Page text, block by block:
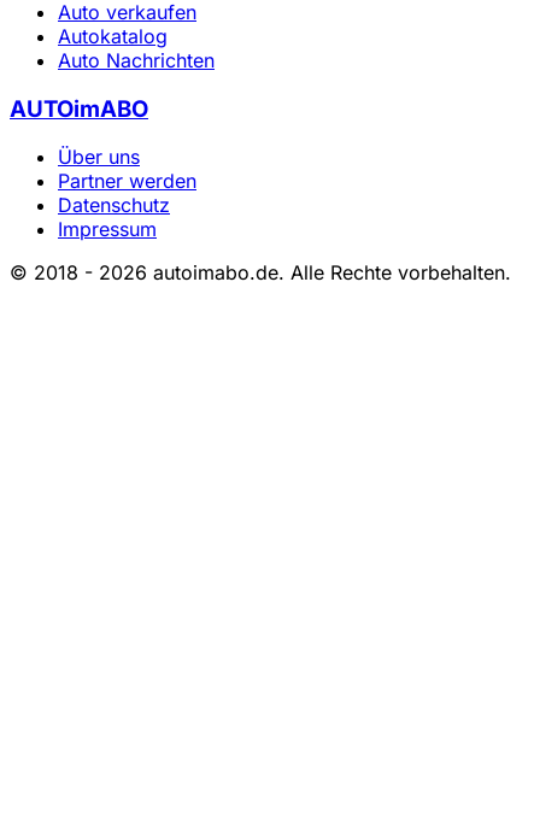
Auto verkaufen
Autokatalog
Auto Nachrichten
AUTOimABO
Über uns
Partner werden
Datenschutz
Impressum
© 2018 - 2026 autoimabo.de. Alle Rechte vorbehalten.